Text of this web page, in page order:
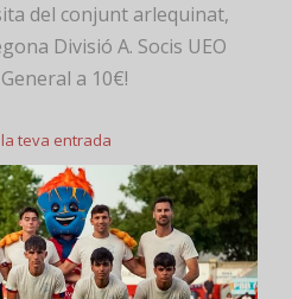
del conjunt arlequinat,
Divisió A. Socis UEO
a 10€!
teva entrada